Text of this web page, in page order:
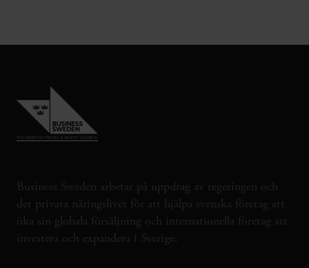
Business Sweden arbetar på uppdrag av regeringen och
det privata näringslivet för att hjälpa svenska företag att
öka sin globala försäljning och internationella företag att
investera och expandera i Sverige.